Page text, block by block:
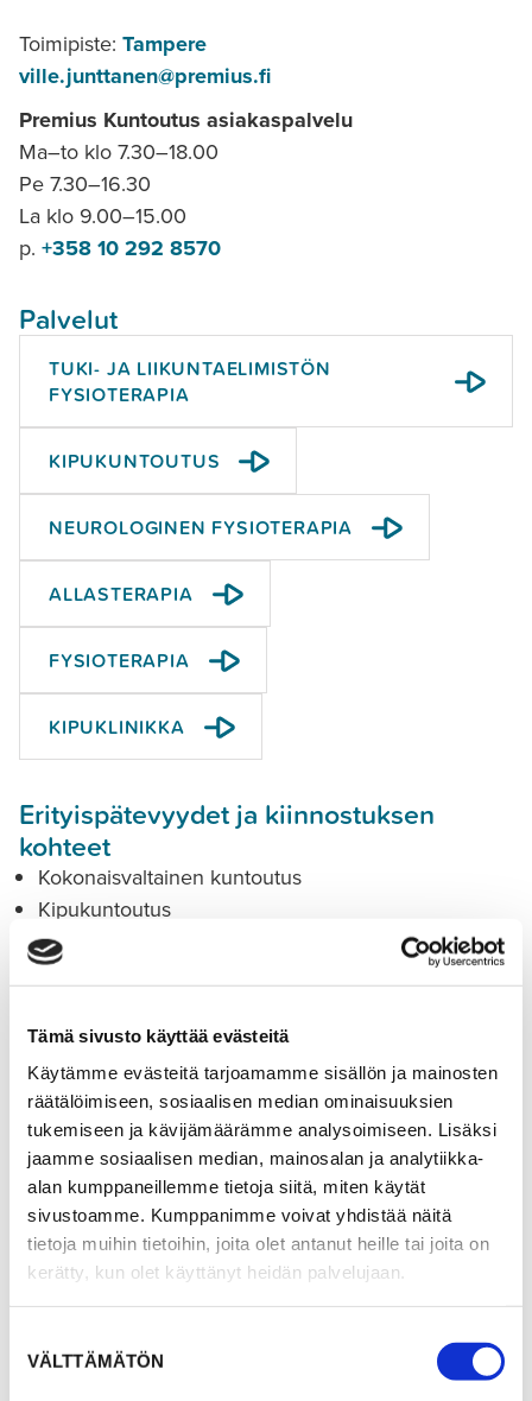
Tämä sivusto käyttää evästeitä
Käytämme evästeitä tarjoamamme sisällön ja mainosten
räätälöimiseen, sosiaalisen median ominaisuuksien
tukemiseen ja kävijämäärämme analysoimiseen. Lisäksi
jaamme sosiaalisen median, mainosalan ja analytiikka-
alan kumppaneillemme tietoja siitä, miten käytät
sivustoamme. Kumppanimme voivat yhdistää näitä
tietoja muihin tietoihin, joita olet antanut heille tai joita on
kerätty, kun olet käyttänyt heidän palvelujaan.
valinta
VÄLTTÄMÄTÖN
Toimipiste: Tampere
ville.junttanen@premius.fi
Premius Kuntoutus asiakaspalvelu
Ma–to klo 7.30–18.00
Pe 7.30–16.30
La klo 9.00–15.00
p. +358 10 292 8570
Palvelut
TUKI- JA LIIKUNTAELIMISTÖN
FYSIOTERAPIA
KIPUKUNTOUTUS
NEUROLOGINEN FYSIOTERAPIA
ALLASTERAPIA
FYSIOTERAPIA
KIPUKLINIKKA
Erityispätevyydet ja kiinnostuksen
kohteet
Kokonaisvaltainen kuntoutus
Kipukuntoutus
Urheilufysioterapia
Tutkinnot
Fysioterapeutti AMK (2006)
Selkärangan manuaalinen tutkiminen C1-C2 (2007)
Urheilufysioterapian peruskurssi (2008)
Fysioterapian suoravastaanotto (2017)
Kipufysioterapian koulutuskokonaisuus (2019)
Fasciamanipulaatio Stecco I ja II (2020, 2022)
Psyykkinen valmentaja -koulutus (2025)